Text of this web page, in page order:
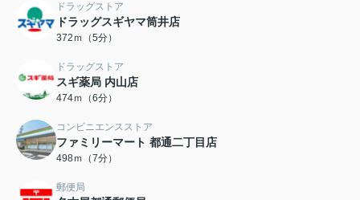
ドラッグストア
ドラッグスギヤマ筒井店
372ｍ（5分）
ドラッグストア
スギ薬局 内山店
474ｍ（6分）
コンビニエンスストア
ファミリーマート 都通二丁目店
498ｍ（7分）
郵便局